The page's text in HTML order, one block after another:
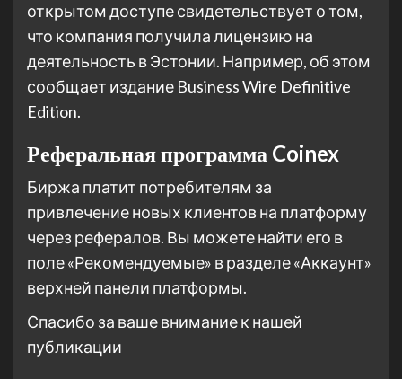
открытом доступе свидетельствует о том,
что компания получила лицензию на
деятельность в Эстонии. Например, об этом
сообщает издание Business Wire Definitive
Edition.
Реферальная программа Coinex
Биржа платит потребителям за
привлечение новых клиентов на платформу
через рефералов. Вы можете найти его в
поле «Рекомендуемые» в разделе «Аккаунт»
верхней панели платформы.
Спасибо за ваше внимание к нашей
публикации